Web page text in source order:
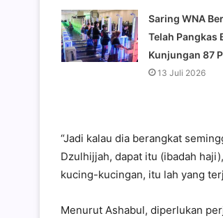
Saring WNA
Telah Pangkas
Kunjungan 87
13 Juli 2026
“Jadi kalau dia berangkat
Dzulhijjah, dapat itu (ibadah
kucing-kucingan, itu lah yang
Menurut Ashabul, diperlukan